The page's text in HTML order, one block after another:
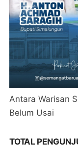
Antara Warisan
Belum Usai
TOTAL